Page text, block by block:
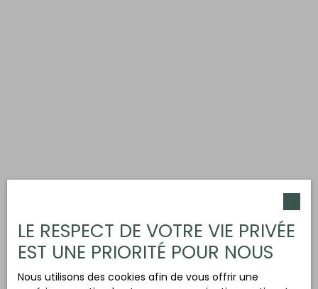
LE RESPECT DE VOTRE VIE PRIVÉE
EST UNE PRIORITÉ POUR NOUS
Nous utilisons des cookies afin de vous offrir une